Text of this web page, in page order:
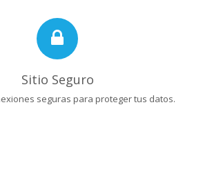
Sitio Seguro
seguras para proteger tus datos.